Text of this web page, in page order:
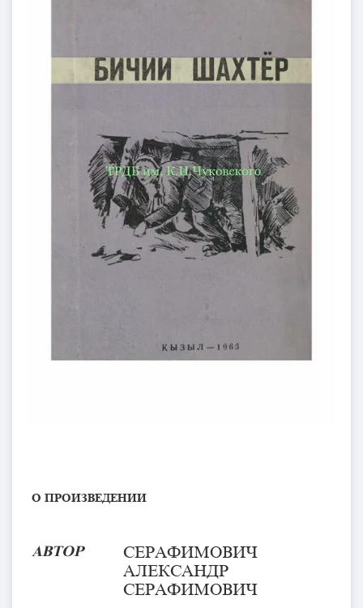
О ПРОИЗВЕДЕНИИ
АВТОР
СЕРАФИМОВИЧ
АЛЕКСАНДР
СЕРАФИМОВИЧ